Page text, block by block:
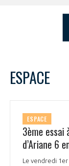
NOTRE VISION
NOS MISSIONS
ORGANISATION
LE CONSEIL DU
11
ESPACE
ESPACE
3ème essai
d’Ariane 6
Le vendredi
VOUS
votre